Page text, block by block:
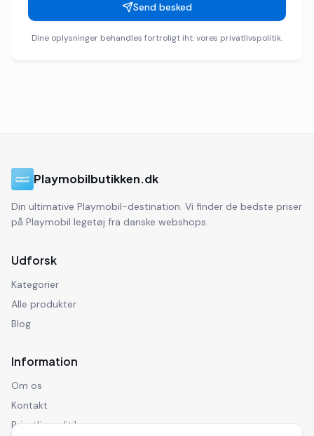
Send besked
Dine oplysninger behandles fortroligt iht. vores privatlivspolitik.
Playmobilbutikken.dk
Din ultimative Playmobil-destination. Vi finder de bedste priser
på Playmobil legetøj fra danske webshops.
Udforsk
Kategorier
Alle produkter
Blog
Information
Om os
Kontakt
Privatlivspolitik